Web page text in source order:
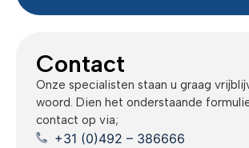
Contact
Onze specialisten staan u graag
woord. Dien het onderstaande
contact op via;
+31 (0)492 – 386666